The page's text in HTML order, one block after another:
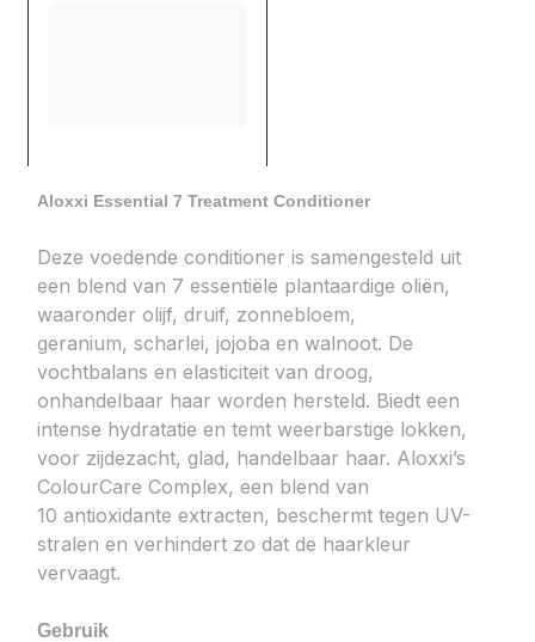
Aloxxi Essential 7 Treatment Conditioner
Deze voedende conditioner is samengesteld uit
een blend van 7 essentiële plantaardige oliën,
waaronder olijf, druif, zonnebloem,
geranium, scharlei, jojoba en walnoot. De
vochtbalans en elasticiteit van droog,
onhandelbaar haar worden hersteld. Biedt een
intense hydratatie en temt weerbarstige lokken,
voor zijdezacht, glad, handelbaar haar. Aloxxi’s
ColourCare Complex, een blend van
10 antioxidante extracten, beschermt tegen UV-
stralen en verhindert zo dat de haarkleur
vervaagt.
Gebruik